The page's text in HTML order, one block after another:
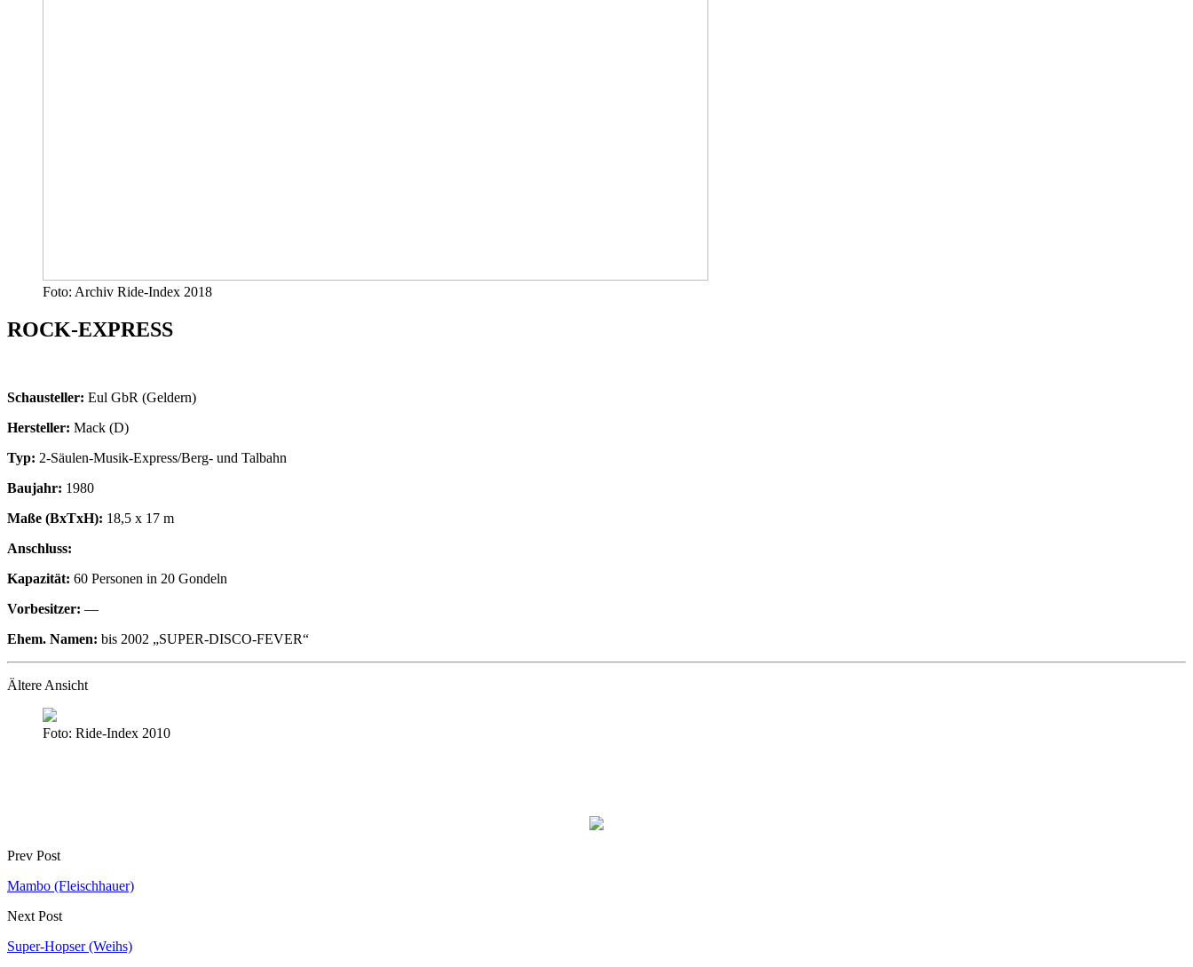
Foto: Archiv Ride-Index 2018
ROCK-EXPRESS
Schausteller: Eul GbR (Geldern)
Hersteller: Mack (D)
Typ: 2-Säulen-Musik-Express/Berg- und Talbahn
Baujahr: 1980
Maße (BxTxH): 18,5 x 17 m
Anschluss:
Kapazität: 60 Personen in 20 Gondeln
Vorbesitzer: —
Ehem. Namen: bis 2002 „SUPER-DISCO-FEVER“
Ältere Ansicht
Foto: Ride-Index 2010
Prev Post
Mambo (Fleischhauer)
Next Post
Super-Hopser (Weihs)